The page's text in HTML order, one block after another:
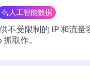
人工智能数据
不受限制的 IP 和流
取作。